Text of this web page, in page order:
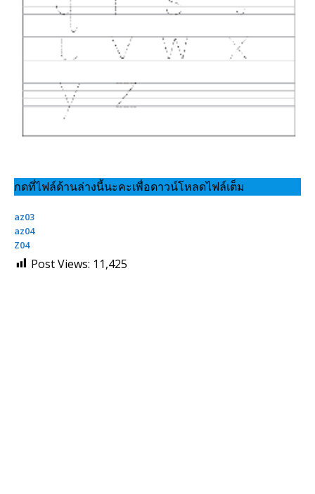
กดที่ไฟล์ด้านล่างนี้นะคะเพื่อดาวน์โหลดไฟล์เต็ม
az03
az04
Z04
Post Views: 11,425